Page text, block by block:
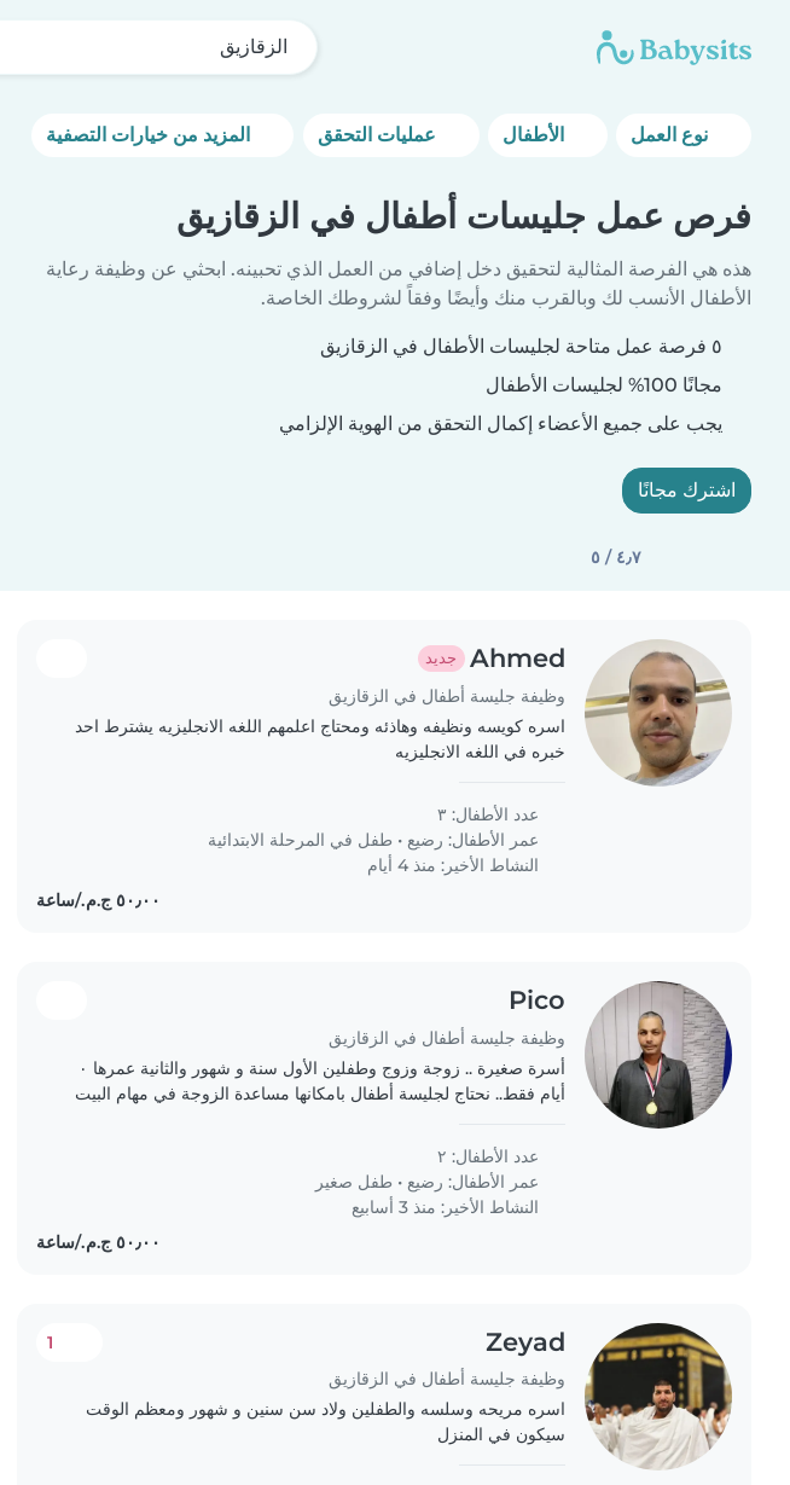
الزقازيق
الأطفال
فرص عمل جليسات أطفال في الزقازيق
هذه هي الفرصة المثالية لتحقيق دخل إضافي من العمل الذي تحبينه. ابحثي عن وظيفة رعاية
الأطفال الأنسب لك وبالقرب منك وأيضًا وفقاً لشروطك الخاصة.
٥ فرصة عمل متاحة لجليسات الأطفال في الزقازيق
مجانًا 100% لجليسات الأطفال
يجب على جميع الأعضاء إكمال التحقق من الهوية الإلزامي
اشترك مجانًا
٤٫٧ / ٥
Ahmed جديد
وظيفة جليسة أطفال في الزقازيق
اسره كويسه ونظيفه وهاذئه ومحتاج اعلمهم اللغه الانجليزيه يشترط احد
خبره في اللغه الانجليزيه
عدد الأطفال: ٣
عمر الأطفال: رضيع • طفل في المرحلة الابتدائية
النشاط الأخير: منذ 4 أيام
Pico
وظيفة جليسة أطفال في الزقازيق
أسرة صغيرة .. زوجة وزوج وطفلين الأول سنة و شهور والثانية عمرها ٠
أيام فقط.. نحتاج لجليسة أطفال بامكانها مساعدة الزوجة في مهام البيت
عدد الأطفال: ٢
عمر الأطفال: رضيع • طفل صغير
النشاط الأخير: منذ 3 أسابيع
Zeyad
وظيفة جليسة أطفال في الزقازيق
1
اسره مريحه وسلسه والطفلين ولاد سن سنين و شهور ومعظم الوقت
سيكون في المنزل